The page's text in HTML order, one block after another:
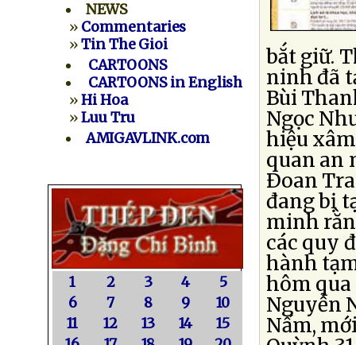
NEWS
» Commentaries
»Tin The Gioi
CARTOONS
CARTOONS in English
»Hi Hoa
»Luu Tru
AMIGAVLINK.com
1 2 3 4
5
6
7 8 9
10
11
12 13 14
15
bắt giữ.
ninh đã
Bùi
Ngọc
hiệu
quan an
Ðoan
đang bị
minh
các quy
hành
hôm
Nguyễn
Nấm,